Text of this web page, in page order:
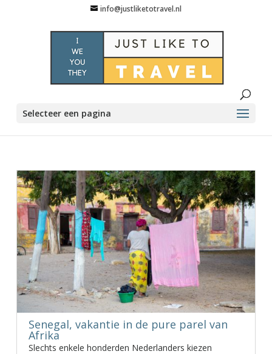
info@justliketotravel.nl
Selecteer een pagina
Senegal, vakantie in de pure parel van
Afrika
Slechts enkele honderden Nederlanders kiezen